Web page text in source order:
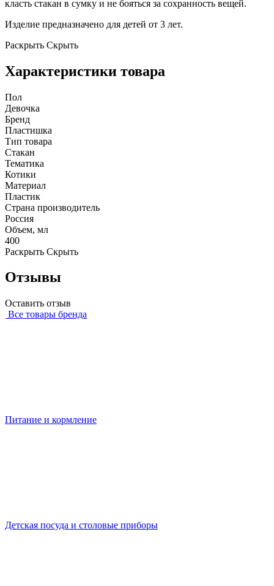
класть стакан в сумку и не бояться за сохранность вещей.
Изделие предназначено для детей от 3 лет.
Раскрыть Скрыть
Характеристики товара
Пол
Девочка
Бренд
Пластишка
Тип товара
Стакан
Тематика
Котики
Материал
Пластик
Страна производитель
Россия
Объем, мл
400
Раскрыть Скрыть
Отзывы
Оставить отзыв
Все товары бренда
Питание и кормление
Детская посуда и столовые приборы